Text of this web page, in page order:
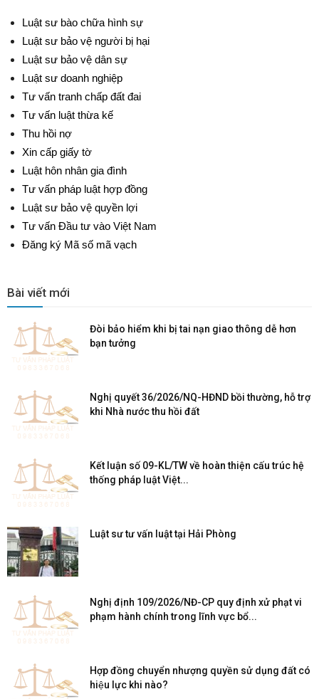
Luật sư bào chữa hình sự
Luật sư bảo vệ người bị hại
Luật sư bảo vệ dân sự
Luật sư doanh nghiệp
Tư vấn tranh chấp đất đai
Tư vấn luật thừa kế
Thu hồi nợ
Xin cấp giấy tờ
Luật hôn nhân gia đình
Tư vấn pháp luật hợp đồng
Luật sư bảo vệ quyền lợi
Tư vấn Đầu tư vào Việt Nam
Đăng ký Mã số mã vạch
Bài viết mới
Đòi bảo hiểm khi bị tai nạn giao thông dễ hơn
bạn tưởng
Nghị quyết 36/2026/NQ-HĐND bồi thường, hỗ trợ
khi Nhà nước thu hồi đất
Kết luận số 09-KL/TW về hoàn thiện cấu trúc hệ
thống pháp luật Việt...
Luật sư tư vấn luật tại Hải Phòng
Nghị định 109/2026/NĐ-CP quy định xử phạt vi
phạm hành chính trong lĩnh vực bổ...
Hợp đồng chuyển nhượng quyền sử dụng đất có
hiệu lực khi nào?